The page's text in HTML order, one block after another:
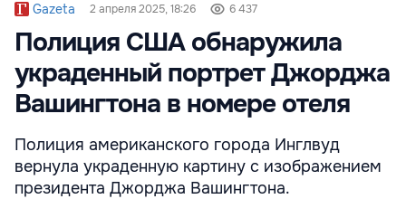
Gazeta 2 апреля 2025, 18:26 6 437
Полиция США обнаружила
украденный портрет Джорджа
Вашингтона в номере отеля
Полиция американского города Инглвуд
вернула украденную картину с изображением
президента Джорджа Вашингтона.